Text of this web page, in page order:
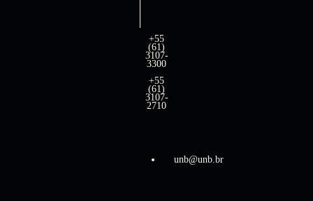
+55
(61)
3107-
3300
+55
(61)
3107-
2710
unb@unb.br